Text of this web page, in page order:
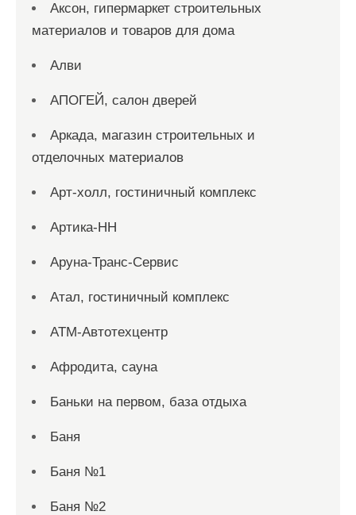
Аксон, гипермаркет строительных
материалов и товаров для дома
Алви
АПОГЕЙ, салон дверей
Аркада, магазин строительных и
отделочных материалов
Арт-холл, гостиничный комплекс
Артика-НН
Аруна-Транс-Сервис
Атал, гостиничный комплекс
АТМ-Автотехцентр
Афродита, сауна
Баньки на первом, база отдыха
Баня
Баня №1
Баня №2